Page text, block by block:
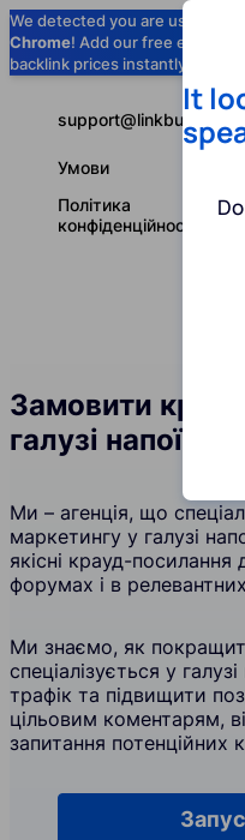
We detected you are using
Chrome! Add our free
backlink prices instantly as you
Умови
Політика
конфіденційності
Замовити
галузі напоїв
Ми – агенція, що
маркетингу у галузі
якісні крауд-посилання
форумах і в
Ми знаємо, як
спеціалізується у
трафік та підвищити
цільовим коментарям,
запитання потенційних
It